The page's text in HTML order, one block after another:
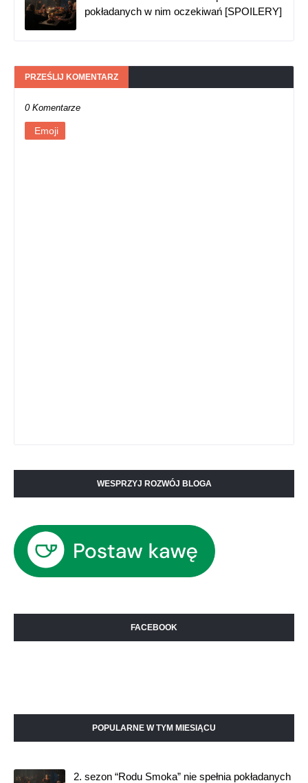
pokładanych w nim oczekiwań [SPOILERY]
PRZEŚLIJ KOMENTARZ
0 Komentarze
Emoji
WESPRZYJ ROZWÓJ BLOGA
FACEBOOK
POPULARNE W TYM MIESIĄCU
2. sezon “Rodu Smoka” nie spełnia pokładanych